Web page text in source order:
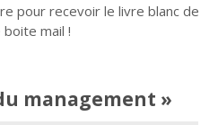
pour recevoir le livre blanc de
mail !
management »